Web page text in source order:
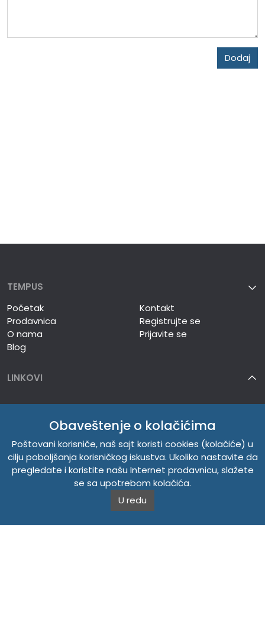
Dodaj
TEMPUS
Početak
Prodavnica
O nama
Blog
Kontakt
Registrujte se
Prijavite se
LINKOVI
TEMPUS DOO
O NAMA
Obaveštenje o kolačićima
Poštovani korisniče, naš sajt koristi cookies (kolačiće) u
cilju poboljšanja korisničkog iskustva. Ukoliko nastavite da
pregledate i koristite našu Internet prodavnicu, slažete
se sa upotrebom kolačića.
U redu